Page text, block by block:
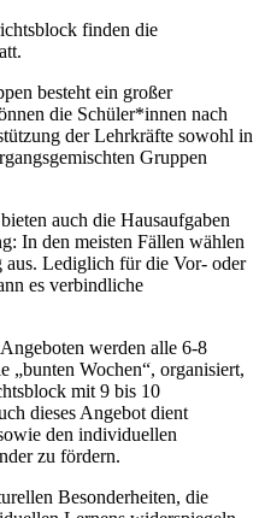
finden die
besteht ein großer
die Schüler*innen nach
der Lehrkräfte sowohl in
Gruppen
auch die Hausaufgaben
In den meisten Fällen wählen
aus. Lediglich für die Vor- oder
es verbindliche
werden alle 6-8
„bunten Wochen“, organisiert,
mit 9 bis 10
dieses Angebot dient
den individuellen
zu fördern.
Besonderheiten, die